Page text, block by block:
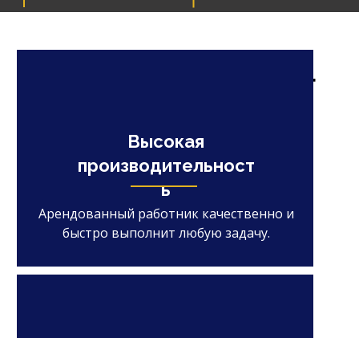
Высокая
производительност
ь
Арендованный работник качественно и
быстро выполнит любую задачу.
Аутстаффинг и лизинг
Екатеринбурге